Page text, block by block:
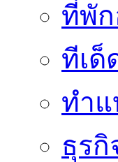
ที่พั
ทีเด็
ทําแ
ธุรกิ